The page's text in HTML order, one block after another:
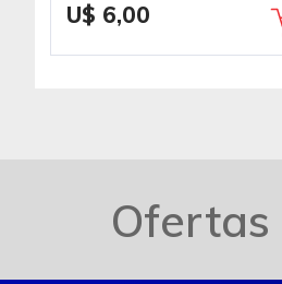
U$ 6,00
Ofertas